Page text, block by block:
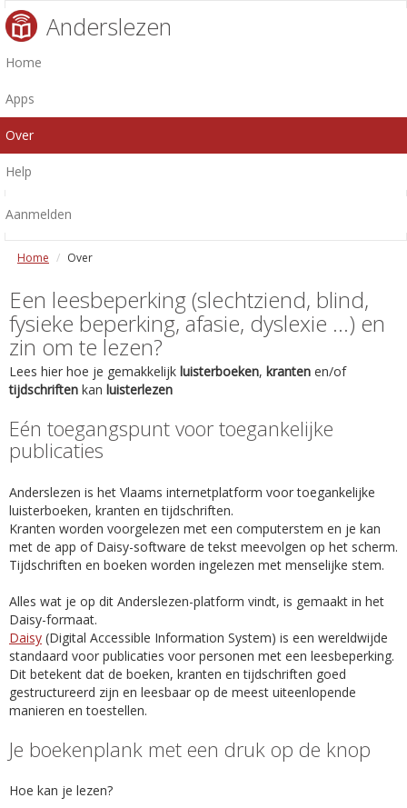
Anderslezen
Home
Apps
Over
Help
Aanmelden
Home Over
Een leesbeperking (slechtziend, blind,
fysieke beperking, afasie, dyslexie ...) en
zin om te lezen?
Lees hier hoe je gemakkelijk luisterboeken, kranten en/of
tijdschriften kan luisterlezen
Eén toegangspunt voor toegankelijke
publicaties
Anderslezen is het Vlaams internetplatform voor toegankelijke
luisterboeken, kranten en tijdschriften.
Kranten worden voorgelezen met een computerstem en je kan
met de app of Daisy-software de tekst meevolgen op het scherm.
Tijdschriften en boeken worden ingelezen met menselijke stem.
Alles wat je op dit Anderslezen-platform vindt, is gemaakt in het
Daisy-formaat.
Daisy (Digital Accessible Information System) is een wereldwijde
standaard voor publicaties voor personen met een leesbeperking.
Dit betekent dat de boeken, kranten en tijdschriften goed
gestructureerd zijn en leesbaar op de meest uiteenlopende
manieren en toestellen.
Je boekenplank met een druk op de knop
Hoe kan je lezen?